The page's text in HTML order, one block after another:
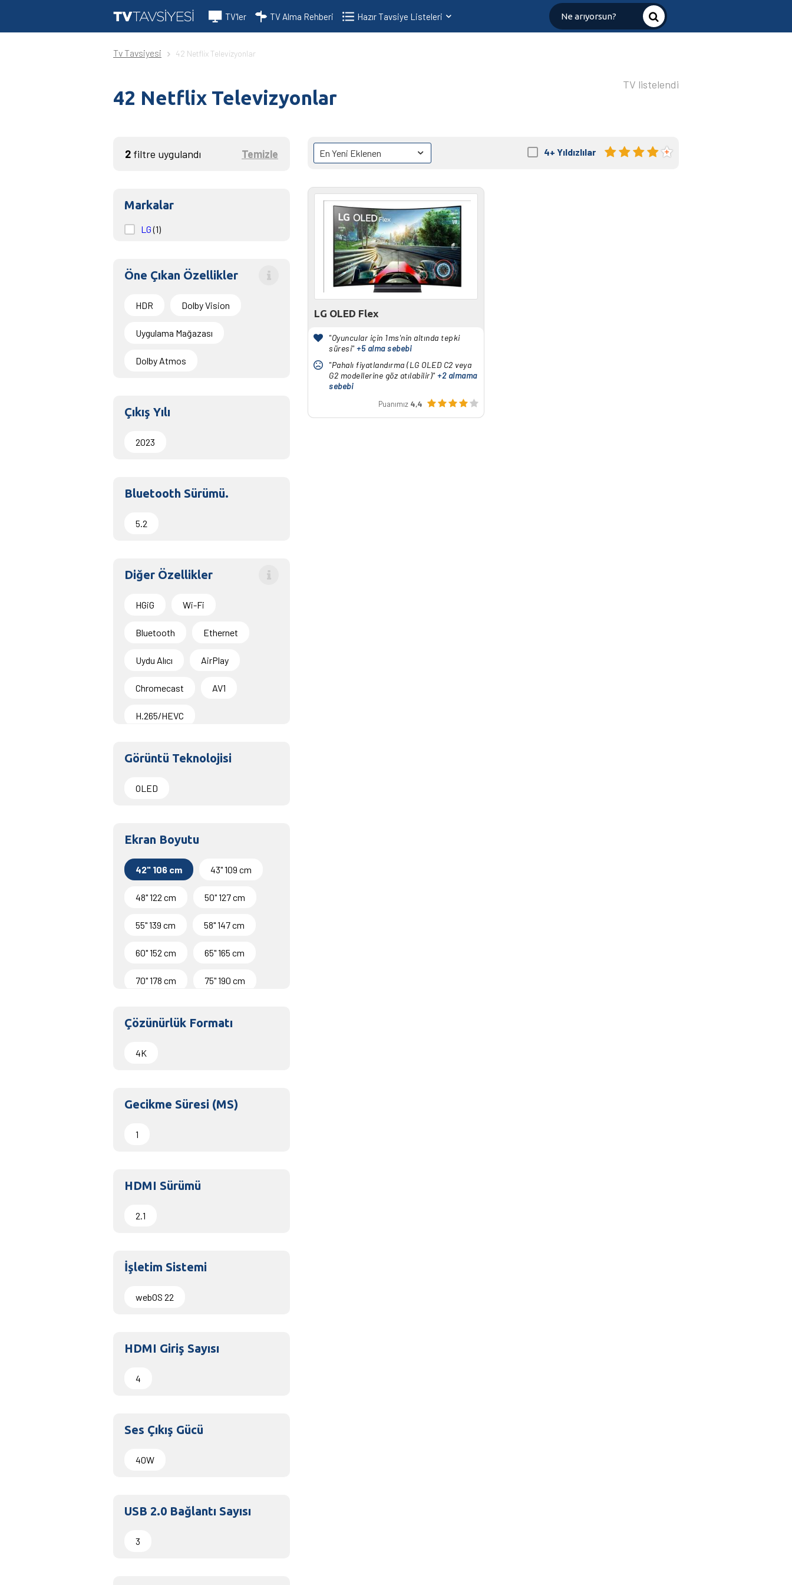
TV'ler TV Alma Rehberi Hazır Tavsiye Listeleri
Tv Tavsiyesi 42 Netflix Televizyonlar
42 Netflix Televizyonlar
TV listelendi
2 filtre uygulandı Temizle
Markalar
LG(1)
Öne Çıkan Özellikler
HDR Dolby Vision
Uygulama Mağazası
Dolby Atmos
Çıkış Yılı
2023
Bluetooth Sürümü.
5.2
Diğer Özellikler
HGiG Wi-Fi
Bluetooth Ethernet
Uydu Alıcı AirPlay
Chromecast AV1
H.265/HEVC
Görüntü Teknolojisi
OLED
Ekran Boyutu
42" 106 cm 43" 109 cm
48" 122 cm 50" 127 cm
55" 139 cm 58" 147 cm
60" 152 cm 65" 165 cm
70" 178 cm 75" 190 cm
Çözünürlük Formatı
4K
Gecikme Süresi (MS)
1
HDMI Sürümü
2.1
İşletim Sistemi
webOS 22
HDMI Giriş Sayısı
4
Ses Çıkış Gücü
40W
USB 2.0 Bağlantı Sayısı
3
4+ Yıldızlılar
LG OLED Flex
"Oyuncular için 1ms'nin altında tepki
süresi" +5 alma sebebi
"Pahalı fiyatlandırma (LG OLED C2 veya
G2 modellerine göz atılabilir)" +2 almama
sebebi
Puanımız 4,4